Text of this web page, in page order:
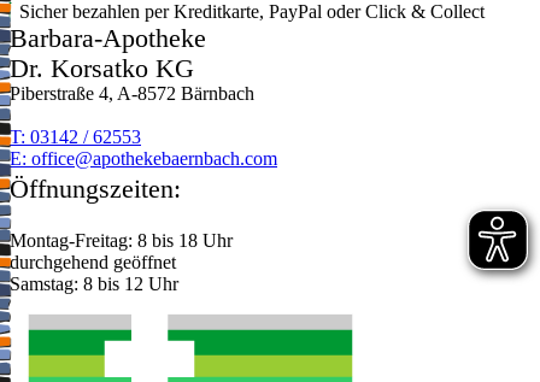
Sicher bezahlen per Kreditkarte, PayPal oder Click & Collect
Barbara-Apotheke
Dr. Korsatko KG
Piberstraße 4, A-8572 Bärnbach
T: 03142 / 62553
E: moc.hcabnreabekehtopa@eciffo
Öffnungszeiten:
Montag-Freitag: 8 bis 18 Uhr
durchgehend geöffnet
Samstag: 8 bis 12 Uhr